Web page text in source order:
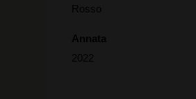
Rosso
Annata
2022